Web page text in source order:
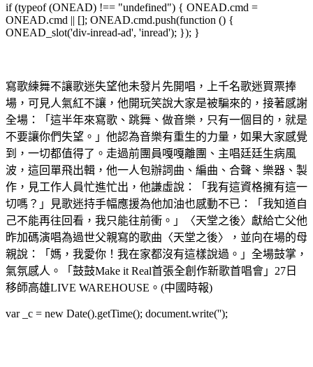
if (typeof (ONEAD) !== "undefined") { ONEAD.cmd =
ONEAD.cmd || []; ONEAD.cmd.push(function () {
ONEAD_slot('div-inread-ad', 'inread'); }); }
寫歌練舞不讓歌迷失望他未發片先開唱，上千名歌迷買票捧
場，可見人氣紅不讓，他開玩笑說大家是被騙來的，接著感謝
全場：「這半年來寫歌、跳舞、做音樂，只有一個目的，就是
不要讓你們失望。」他認為音樂有重生的力量，如果大家感覺
到，一切都值得了。走過前團員嘎嘎離團、主唱廷廷生病風
波，這回單飛出輯，他一人包辦詞曲、編曲、合聲、樂器、製
作，見工作人員忙進忙出，他謙虛說：「我有這資格擁有這一
切嗎？」見歌迷持手幅應援為他加油也感動不已：「我知道自
己不能再往回看，我只能往前衝。」〈天堂之後〉獻給亡父他
昨加碼演唱為過世父親寫的歌曲〈天堂之後〉，並向在場的母
親說：「媽，我愛你！我在家都沒有這樣說過。」全場鼓掌，
氣氛感人。「鼓鼓Make it Real首張全創作新歌首唱會」27日
移師高雄LIVE WAREHOUSE。(中國時報)
var _c = new Date().getTime(); document.write('');